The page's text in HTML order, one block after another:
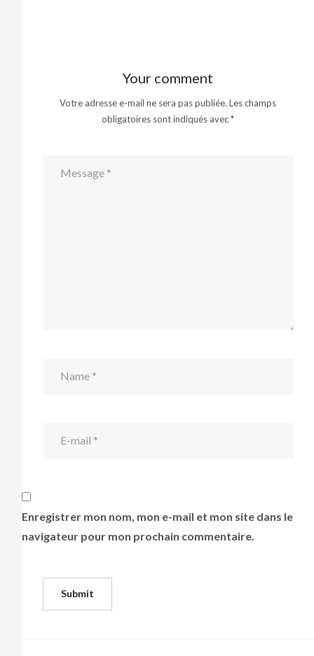
Your comment
Votre adresse e-mail ne sera pas publiée. Les champs
obligatoires sont indiqués avec*
Enregistrer mon nom, mon e-mail et mon site dans le
navigateur pour mon prochain commentaire.